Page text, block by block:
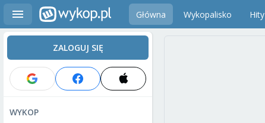
Główna Wykopalisko Hity
ZALOGUJ SIĘ
WYKOP